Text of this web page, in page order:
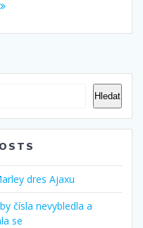
Hledat
dres Ajaxu
čísla nevybledla a
se